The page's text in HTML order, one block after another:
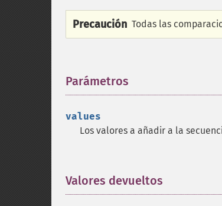
Precaución Todas las
Parámetros
values
Los valores a añadir a la
Valores devueltos